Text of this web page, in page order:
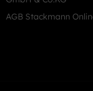
AGB Stackmann